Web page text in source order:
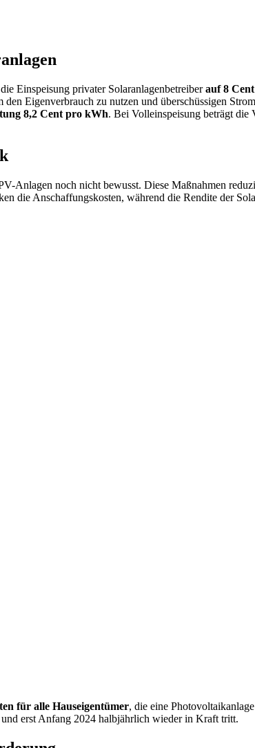
Einspeisung privater Solaranlagenbetreiberauf 8
Eigenverbrauch zu nutzen und überschüssigen
8,2 Cent pro kWh. Bei Volleinspeisung beträgt
Anlagen noch nicht bewusst. Diese Maßnahmen
die Anschaffungskosten, während die Rendite der
für alle Hauseigentümer, die eine
erst Anfang 2024 halbjährlich wieder in Kraft tritt.